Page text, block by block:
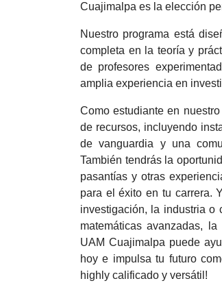
Cuajimalpa es la elección
Nuestro programa está
completa en la teoría y
de profesores
amplia experiencia en
Como estudiante en
de recursos, incluyendo
de vanguardia y una
También tendrás la
pasantías y otras
para el éxito en tu carrera.
investigación, la industria o
matemáticas avanzadas,
UAM Cuajimalpa puede
hoy e impulsa tu futuro
highly calificado y versátil!